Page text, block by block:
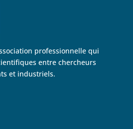
professionnelle qui
entre chercheurs
et industriels.